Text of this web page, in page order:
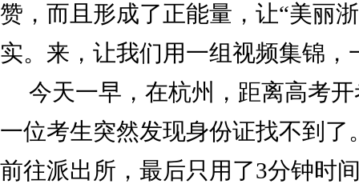
赞，而且形成了正能量，让“美丽
实。来，让我们用一组视频集锦，
今天一早，在杭州，距离高考
一位考生突然发现身份证找不到了
前往派出所，最后只用了3分钟时